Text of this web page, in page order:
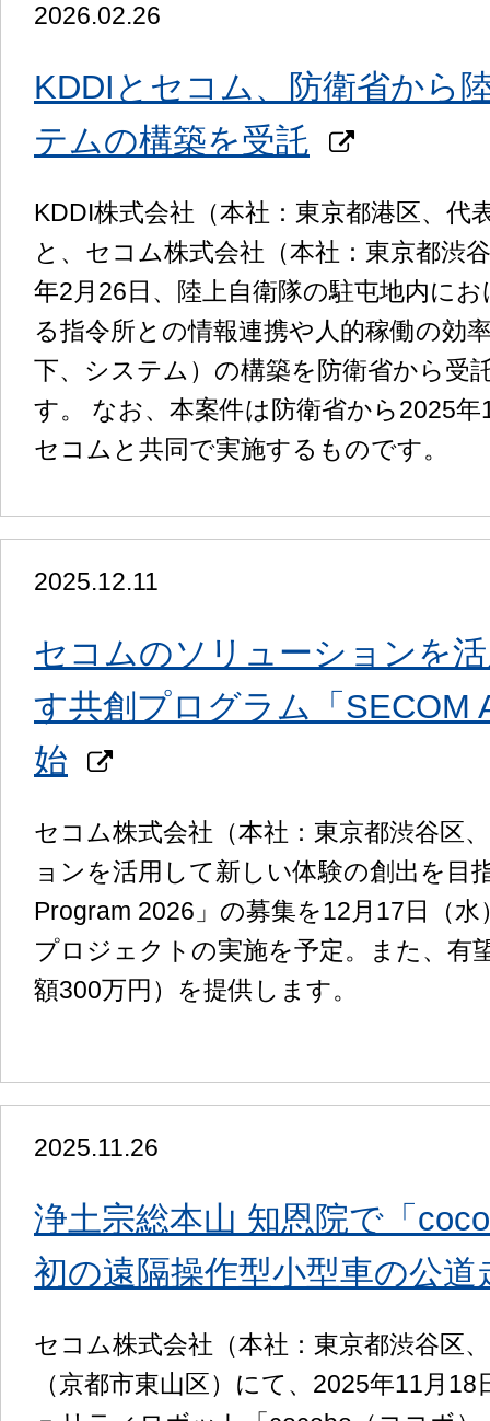
2026.02.26
KDDIとセコム、防衛省から
テムの構築を受託
KDDI株式会社（本社：東京都港区、代
と、セコム株式会社（本社：東京都渋
年2月26日、陸上自衛隊の駐屯地内に
る指令所との情報連携や人的稼働の効
下、システム）の構築を防衛省から受
す。 なお、本案件は防衛省から2025
セコムと共同で実施するものです。
2025.12.11
セコムのソリューションを
す共創プログラム「SECOM
始
セコム株式会社（本社：東京都渋谷区
ョンを活用して新しい体験の創出を目
Program 2026」の募集を12月17日（
プロジェクトの実施を予定。また、有
額300万円）を提供します。
2025.11.26
浄土宗総本山 知恩院で「
初の遠隔操作型小型車の公道
セコム株式会社（本社：東京都渋谷区
（京都市東山区）にて、2025年11月